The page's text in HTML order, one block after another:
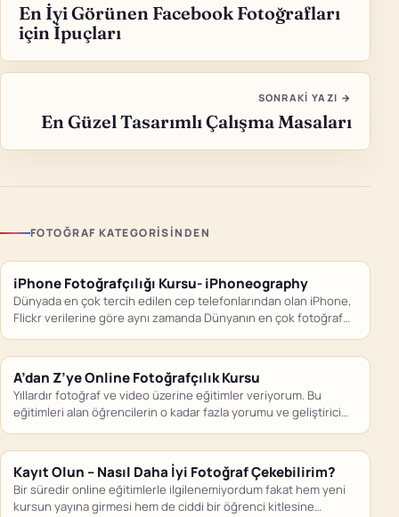
En İyi Görünen Facebook Fotoğrafları
için İpuçları
SONRAKI YAZI →
En Güzel Tasarımlı Çalışma Masaları
FOTOĞRAF KATEGORISINDEN
iPhone Fotoğrafçılığı Kursu- iPhoneography
Dünyada en çok tercih edilen cep telefonlarından olan iPhone,
Flickr verilerine göre aynı zamanda Dünyanın en çok fotoğraf…
A’dan Z’ye Online Fotoğrafçılık Kursu
Yıllardır fotoğraf ve video üzerine eğitimler veriyorum. Bu
eğitimleri alan öğrencilerin o kadar fazla yorumu ve geliştirici
Kayıt Olun – Nasıl Daha İyi Fotoğraf Çekebilirim?
Bir süredir online eğitimlerle ilgilenemiyordum fakat hem yeni
kursun yayına girmesi hem de ciddi bir öğrenci kitlesine